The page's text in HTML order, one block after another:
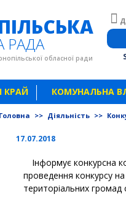
РАДА
обласної ради
КРАЙ КОМУНАЛЬНА
Головна >> Діяльність >>
17.07.2018
Інформує конкурсна
проведення конкурсу
територіальних громад